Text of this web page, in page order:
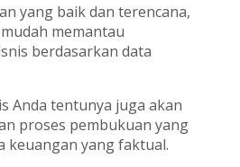
yang baik dan terencana,
memantau
berdasarkan data
Anda tentunya juga akan
proses pembukuan yang
keuangan yang faktual.